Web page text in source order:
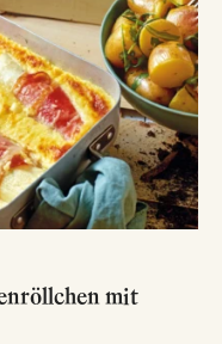
mit